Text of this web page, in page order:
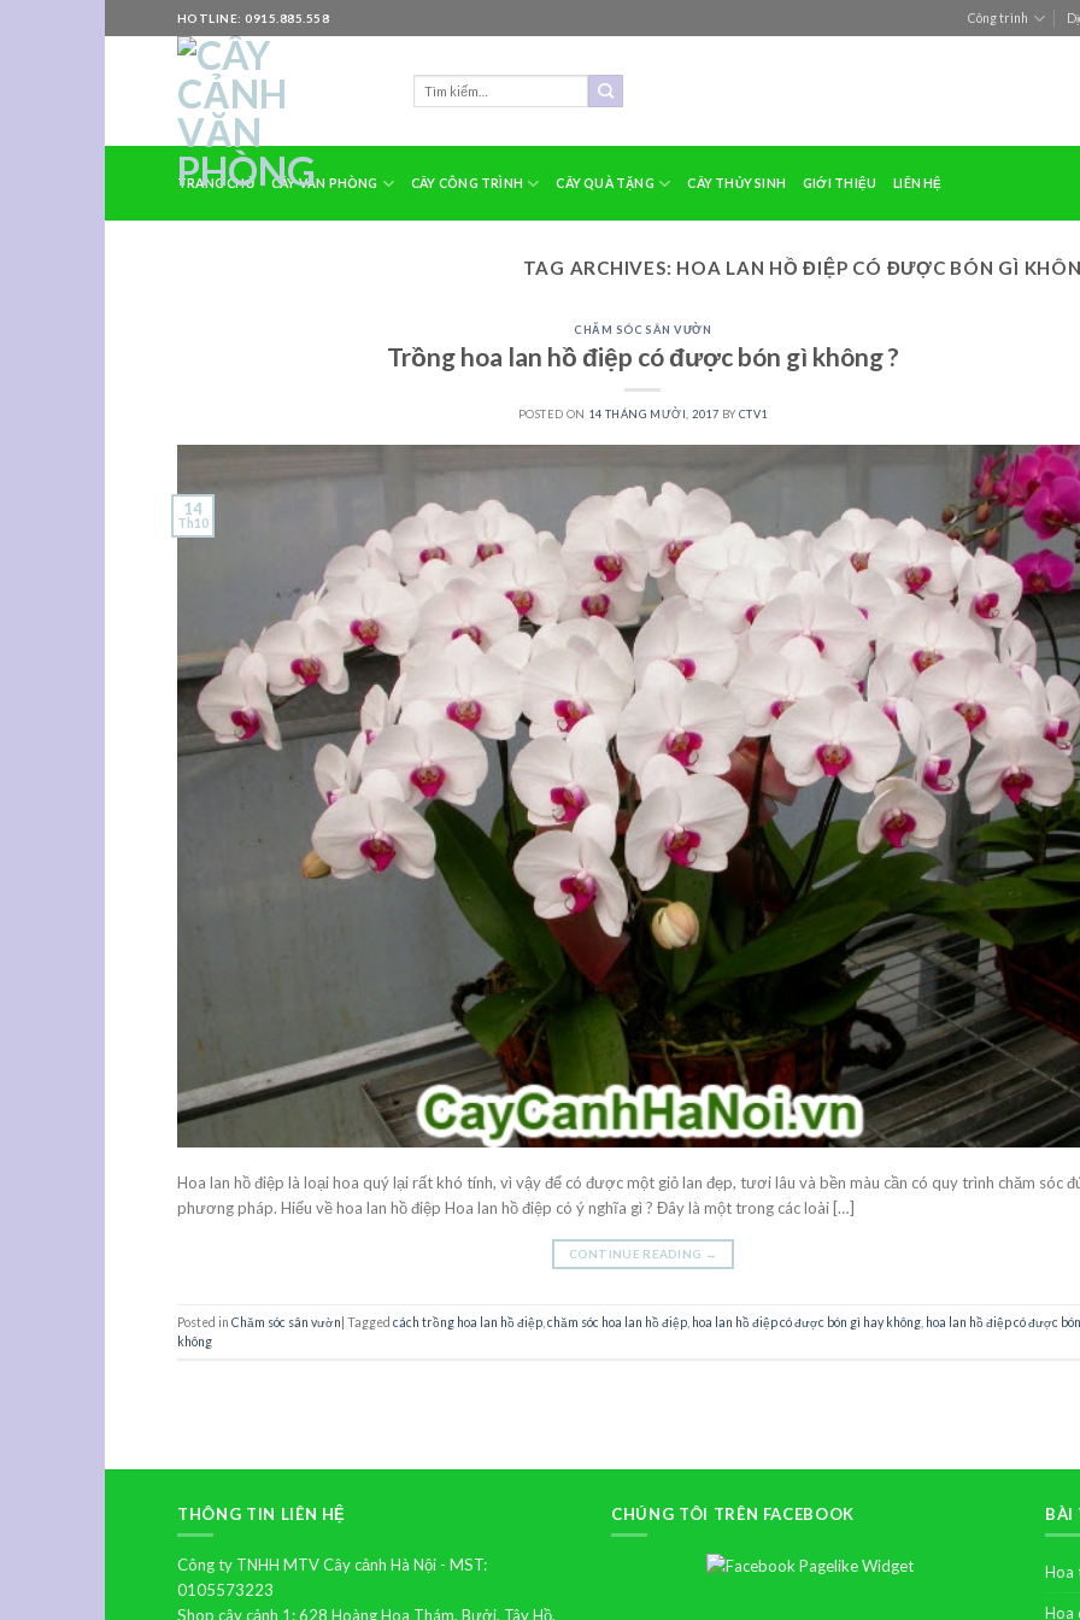
to
HOTLINE: 0915.885.558 Công trình
TRANG CHỦ CÂY VĂN PHÒNG CÂY CÔNG TRÌNH CÂY QUÀ TẶNG CÂY THỦY SINH GIỚI THIỆU LIÊN HỆ
TAG ARCHIVES: HOA LAN HỒ ĐIỆP CÓ ĐƯỢC BÓN GÌ
CHĂM SÓC SÂN VƯỜN
Trồng hoa lan hồ điệp có được bón gì không ?
POSTED ON 14 THÁNG MƯỜI, 2017 BY CTV1
14
Th10
Hoa lan hồ điệp là loại hoa quý lại rất khó tính, vì vậy để có được một giỏ lan đẹp, tươi lâu và bền màu cần có quy trình chăm sóc
phương pháp. Hiểu về hoa lan hồ điệp Hoa lan hồ điệp có ý nghĩa gì ? Đây là một trong các loài […]
CONTINUE READING →
Posted in Chăm sóc sân vườn Tagged cách trồng hoa lan hồ điệp chăm sóc hoa lan hồ điệp hoa lan hồ điệp có được bón gì hay không hoa lan hồ điệp có được
không
THÔNG TIN LIÊN HỆ
Công ty TNHH MTV Cây cảnh Hà Nội - MST:
0105573223
Shop cây cảnh 1: 628 Hoàng Hoa Thám, Bưởi, Tây Hồ,
CHÚNG TÔI TRÊN FACEBOOK BÀI
Hoa
Hoa